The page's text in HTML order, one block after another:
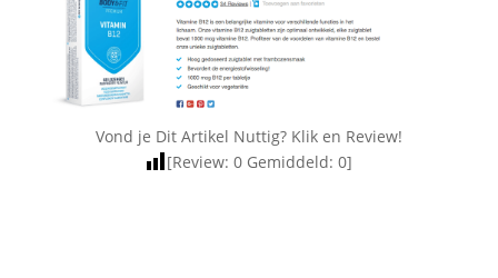
Vond je Dit Artikel Nuttig? Klik en Review!
[Review:0 Gemiddeld:0]